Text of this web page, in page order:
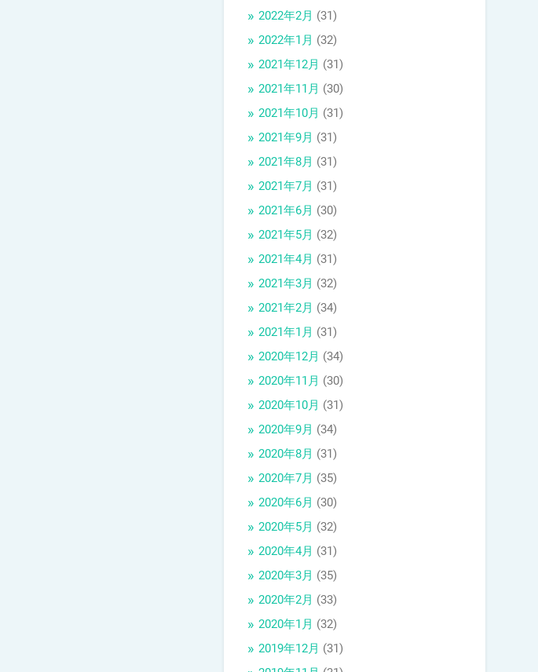
2022年2月 (31)
2022年1月 (32)
2021年12月 (31)
2021年11月 (30)
2021年10月 (31)
2021年9月 (31)
2021年8月 (31)
2021年7月 (31)
2021年6月 (30)
2021年5月 (32)
2021年4月 (31)
2021年3月 (32)
2021年2月 (34)
2021年1月 (31)
2020年12月 (34)
2020年11月 (30)
2020年10月 (31)
2020年9月 (34)
2020年8月 (31)
2020年7月 (35)
2020年6月 (30)
2020年5月 (32)
2020年4月 (31)
2020年3月 (35)
2020年2月 (33)
2020年1月 (32)
2019年12月 (31)